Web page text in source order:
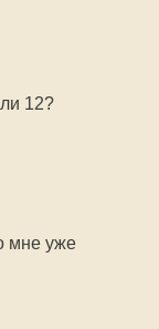
12?
мне уже